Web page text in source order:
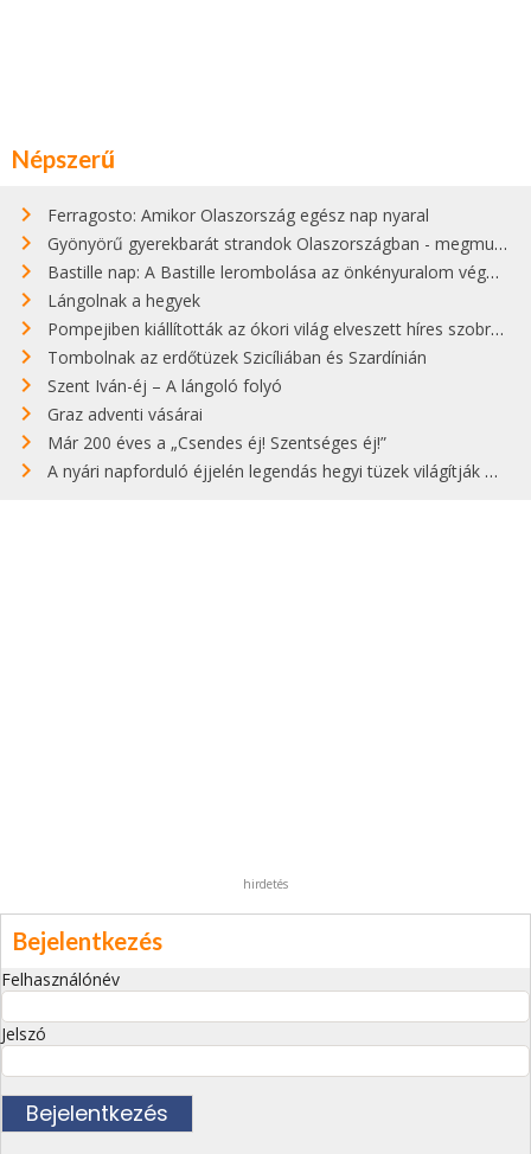
Népszerű
Ferragosto: Amikor Olaszország egész nap nyaral
Gyönyörű gyerekbarát strandok Olaszországban - megmutatjuk a 15 legjobbat
Bastille nap: A Bastille lerombolása az önkényuralom végét jelentette
Lángolnak a hegyek
Pompejiben kiállították az ókori világ elveszett híres szobrának másolatát
Tombolnak az erdőtüzek Szicíliában és Szardínián
Szent Iván-éj – A lángoló folyó
Graz adventi vásárai
Már 200 éves a „Csendes éj! Szentséges éj!”
A nyári napforduló éjjelén legendás hegyi tüzek világítják meg Zugspitzét
hirdetés
Bejelentkezés
Felhasználónév
Jelszó